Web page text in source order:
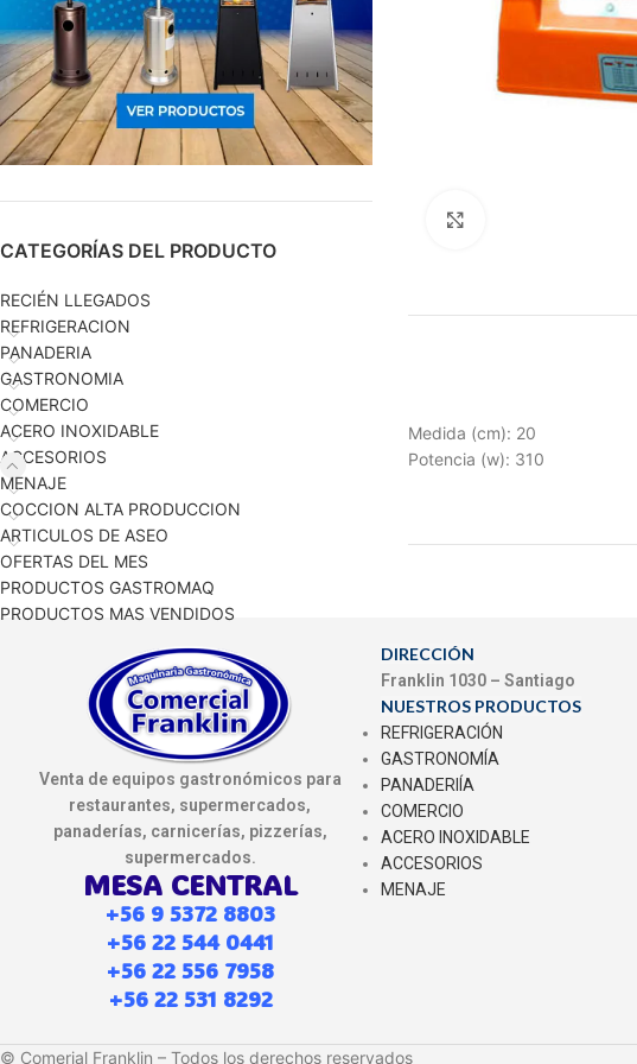
CATEGORÍAS DEL PRODUCTO
RECIÉN LLEGADOS
REFRIGERACION
PANADERIA
GASTRONOMIA
COMERCIO
ACERO INOXIDABLE
ACCESORIOS
MENAJE
COCCION ALTA PRODUCCION
ARTICULOS DE ASEO
OFERTAS DEL MES
PRODUCTOS GASTROMAQ
PRODUCTOS MAS VENDIDOS
Medida (cm): 20
Potencia (w): 310
Venta de equipos gastronómicos para
restaurantes, supermercados,
panaderías, carnicerías, pizzerías,
supermercados.
MESA CENTRAL
+56 9 5372 8803
+56 22 544 0441
+56 22 556 7958
+56 22 531 8292
DIRECCIÓN
Franklin 1030 – Santiago
NUESTROS PRODUCTOS
REFRIGERACIÓN
GASTRONOMÍA
PANADERIÍA
COMERCIO
ACERO INOXIDABLE
ACCESORIOS
MENAJE
© Comerial Franklin – Todos los derechos reservados